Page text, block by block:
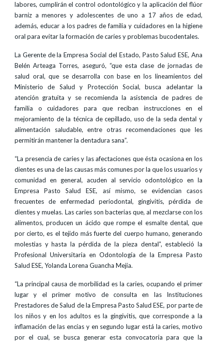
labores, cumplirán el control odontológico y la aplicación del flúor
barniz a menores y adolescentes de uno a 17 años de edad,
además, educar a los padres de familia y cuidadores en la higiene
oral para evitar la formación de caries y problemas bucodentales.
La Gerente de la Empresa Social del Estado, Pasto Salud ESE, Ana
Belén Arteaga Torres, aseguró, “que esta clase de jornadas de
salud oral, que se desarrolla con base en los lineamientos del
Ministerio de Salud y Protección Social, busca adelantar la
atención gratuita y se recomienda la asistencia de padres de
familia o cuidadores para que reciban instrucciones en el
mejoramiento de la técnica de cepillado, uso de la seda dental y
alimentación saludable, entre otras recomendaciones que les
permitirán mantener la dentadura sana”.
“La presencia de caries y las afectaciones que ésta ocasiona en los
dientes es una de las causas más comunes por la que los usuarios y
comunidad en general, acuden al servicio odontológico en la
Empresa Pasto Salud ESE, así mismo, se evidencian casos
frecuentes de enfermedad periodontal, gingivitis, pérdida de
dientes y muelas. Las caries son bacterias que, al mezclarse con los
alimentos, producen un ácido que rompe el esmalte dental, que
por cierto, es el tejido más fuerte del cuerpo humano, generando
molestias y hasta la pérdida de la pieza dental”, estableció la
Profesional Universitaria en Odontología de la Empresa Pasto
Salud ESE, Yolanda Lorena Guancha Mejía.
“La principal causa de morbilidad es la caries, ocupando el primer
lugar y el primer motivo de consulta en las Instituciones
Prestadores de Salud de la Empresa Pasto Salud ESE, por parte de
los niños y en los adultos es la gingivitis, que corresponde a la
inflamación de las encías y en segundo lugar está la caries, motivo
por el cual, se busca generar esta convocatoria para que la